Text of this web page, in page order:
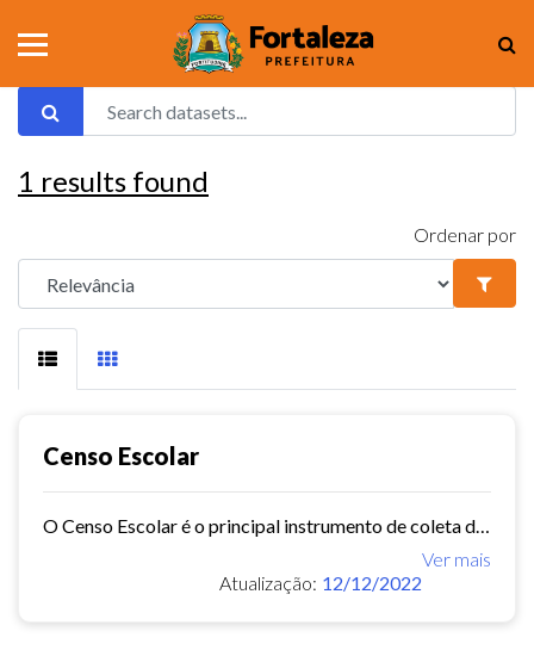
1 results found
Ordenar por
Censo Escolar
Ver mais
Atualização: 12/12/2022